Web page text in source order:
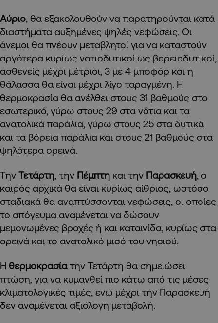
Αύριο, θα εξακολουθούν να παρατηρούνται κατά
διαστήματα αυξημένες ψηλές νεφώσεις. Οι
άνεμοι θα πνέουν μεταβλητοί για να καταστούν
αργότερα κυρίως νοτιοδυτικοί ως βορειοδυτικοί,
ασθενείς μέχρι μέτριοι, 3 με 4 μποφόρ και η
θάλασσα θα είναι μέχρι λίγο ταραγμένη. Η
θερμοκρασία θα ανέλθει στους 31 βαθμούς στο
εσωτερικό, γύρω στους 29 στα νότια και τα
ανατολικά παράλια, γύρω στους 25 στα δυτικά
και τα βόρεια παράλια και στους 21 βαθμούς στα
ψηλότερα ορεινά.
Την Τετάρτη, την Πέμπτη και την Παρασκευή, ο
καιρός αρχικά θα είναι κυρίως αίθριος, ωστόσο
σταδιακά θα αναπτύσσονται νεφώσεις, οι οποίες
το απόγευμα αναμένεται να δώσουν
μεμονωμένες βροχές ή και καταιγίδα, κυρίως στα
ορεινά και το ανατολικό μισό του νησιού.
Η θερμοκρασίατην Τετάρτη θα σημειώσει
πτώση, για να κυμανθεί πιο κάτω από τις μέσες
κλιματολογικές τιμές, ενώ μέχρι την Παρασκευή
δεν αναμένεται αξιόλογη μεταβολή.